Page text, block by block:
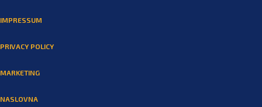
IMPRESSUM
PRIVACY POLICY
MARKETING
NASLOVNA